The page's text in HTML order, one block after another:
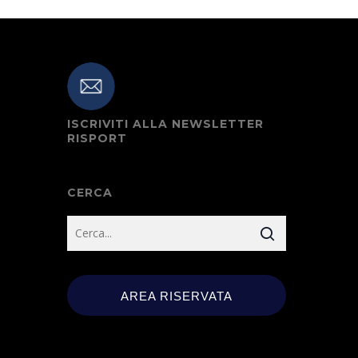
ISCRIVITI ALLA NEWSLETTER
RISPORT
CERCA
AREA RISERVATA